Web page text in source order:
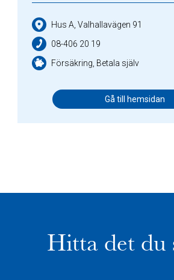
Hus A, Valhallavägen 91
08-406 20 19
Försäkring, Betala själv
Gå till hemsidan
Hitta det du